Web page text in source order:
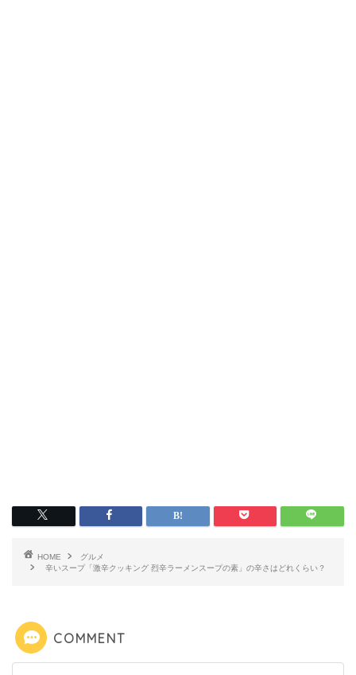
HOME
グルメ
辛いスープ「激辛クッキング 烈辛ラーメンスープの素」の辛さはどれくらい？
COMMENT